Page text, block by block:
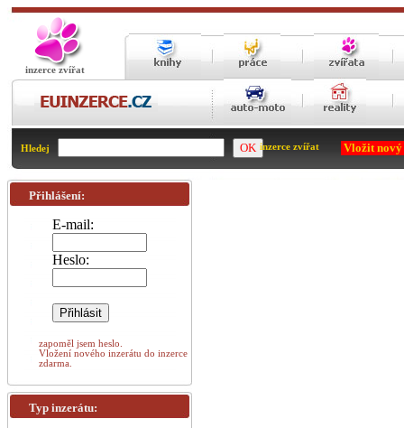
inzerce zvířat
Hledej inzerce zvířat Vložit
Přihlášení:
E-mail:
Heslo:
zapoměl jsem heslo.
Vložení nového inzerátu do inzerce
zdarma.
Typ inzerátu: